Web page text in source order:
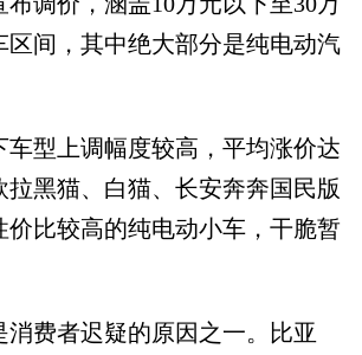
区间，其中绝大部分是纯电动汽
型上调幅度较高，平均涨价达
拉黑猫、白猫、长安奔奔国民版
价比较高的纯电动小车，干脆暂
费者迟疑的原因之一。比亚